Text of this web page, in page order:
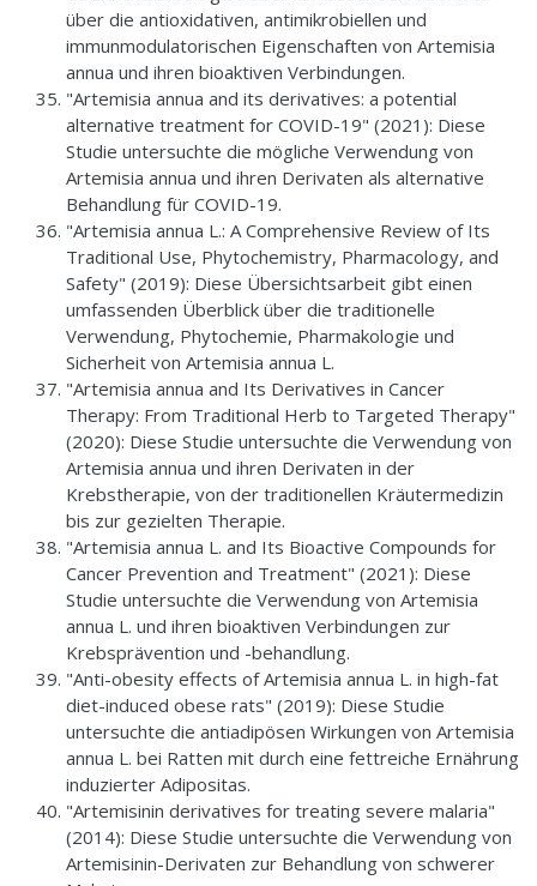
über die antioxidativen, antimikrobiellen und
immunmodulatorischen Eigenschaften von Artemisia
annua und ihren bioaktiven Verbindungen.
"Artemisia annua and its derivatives: a potential
alternative treatment for COVID-19" (2021): Diese
Studie untersuchte die mögliche Verwendung von
Artemisia annua und ihren Derivaten als alternative
Behandlung für COVID-19.
"Artemisia annua L.: A Comprehensive Review of Its
Traditional Use, Phytochemistry, Pharmacology, and
Safety" (2019): Diese Übersichtsarbeit gibt einen
umfassenden Überblick über die traditionelle
Verwendung, Phytochemie, Pharmakologie und
Sicherheit von Artemisia annua L.
"Artemisia annua and Its Derivatives in Cancer
Therapy: From Traditional Herb to Targeted Therapy"
(2020): Diese Studie untersuchte die Verwendung von
Artemisia annua und ihren Derivaten in der
Krebstherapie, von der traditionellen Kräutermedizin
bis zur gezielten Therapie.
"Artemisia annua L. and Its Bioactive Compounds for
Cancer Prevention and Treatment" (2021): Diese
Studie untersuchte die Verwendung von Artemisia
annua L. und ihren bioaktiven Verbindungen zur
Krebsprävention und -behandlung.
"Anti-obesity effects of Artemisia annua L. in high-fat
diet-induced obese rats" (2019): Diese Studie
untersuchte die antiadipösen Wirkungen von Artemisia
annua L. bei Ratten mit durch eine fettreiche Ernährung
induzierter Adipositas.
"Artemisinin derivatives for treating severe malaria"
(2014): Diese Studie untersuchte die Verwendung von
Artemisinin-Derivaten zur Behandlung von schwerer